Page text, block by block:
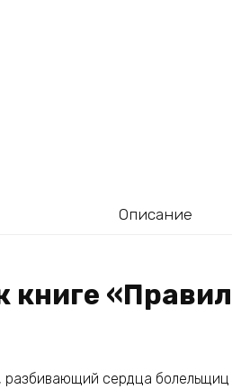
Описание
книге
разбивающий сердца болельщиц